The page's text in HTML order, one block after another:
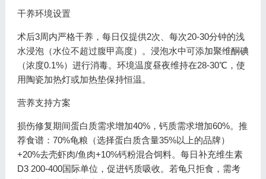
干养环境设置
术后3周内严格干养，每日仅提供2次、每次20-30分钟的浅
水浸泡（水位不超过腹甲高度）。浸泡水中可添加聚维酮碘
（浓度0.1%）进行消毒。环境温度昼夜维持在28-30℃，使
用陶瓷加热灯或加热垫保持恒温。
营养支持方案
损伤修复期间蛋白质需求增加40%，钙质需求增加60%。推
荐食谱：70%龟粮（选择蛋白质含量35%以上的品牌）
+20%去壳虾肉/鱼肉+10%钙粉混合饲料。每日补充维生素
D3 200-400国际单位，促进钙质吸收。若龟只拒食，需考